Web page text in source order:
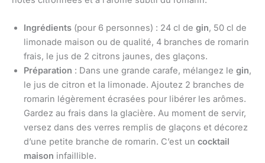
Ingrédients (pour 6 personnes) : 24 cl de gin, 50 cl de
limonade maison ou de qualité, 4 branches de romarin
frais, le jus de 2 citrons jaunes, des glaçons.
Préparation : Dans une grande carafe, mélangez le gin,
le jus de citron et la limonade. Ajoutez 2 branches de
romarin légèrement écrasées pour libérer les arômes.
Gardez au frais dans la glacière. Au moment de servir,
versez dans des verres remplis de glaçons et décorez
d’une petite branche de romarin. C’est un cocktail
maison infaillible.